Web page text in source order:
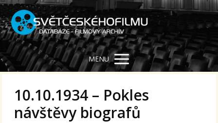
MENU
10.10.1934 – Pokles
návštěvy biografů